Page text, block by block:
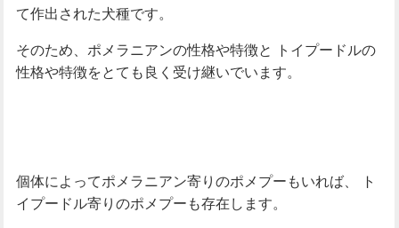
て作出された犬種です。
そのため、ポメラニアンの性格や特徴と
トイプードルの
性格や特徴をとても良く受け継いでいます。
個体によってポメラニアン寄りのポメプーもいれば、
ト
イプードル寄りのポメプーも存在します。